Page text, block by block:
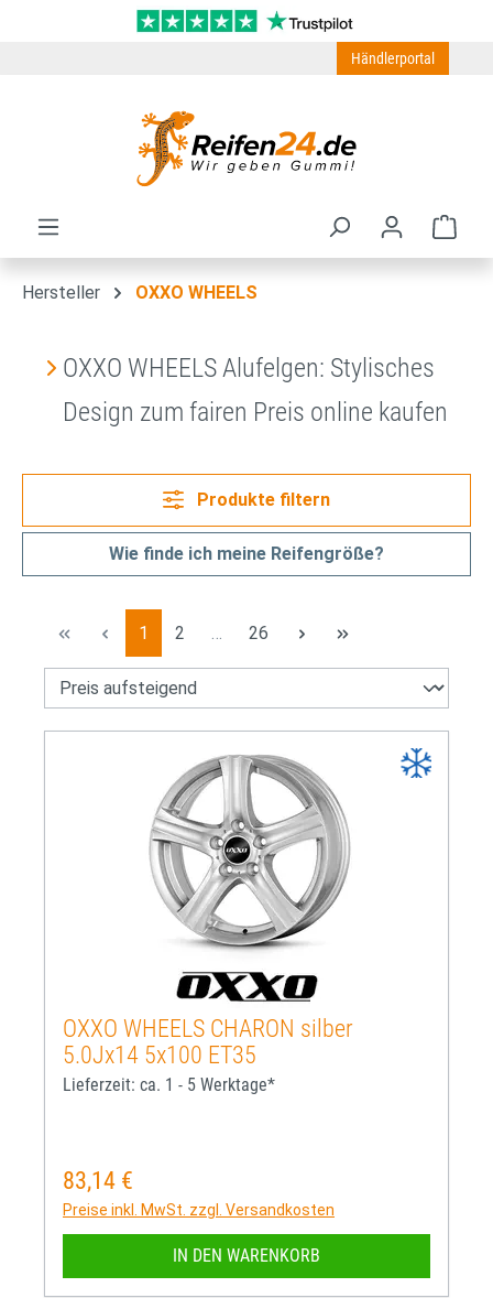
Zum Hauptinhalt springen
Händlerportal
Hersteller OXXO WHEELS
OXXO WHEELS Alufelgen: Stylisches
Design zum fairen Preis online kaufen
Produkte filtern
Wie finde ich meine Reifengröße?
Seite
1 Seite
2 Seite
26
OXXO WHEELS CHARON silber
5.0Jx14 5x100 ET35
Lieferzeit: ca. 1 - 5 Werktage*
Regulärer Preis:
83,14 €
Preise inkl. MwSt. zzgl. Versandkosten
IN DEN WARENKORB